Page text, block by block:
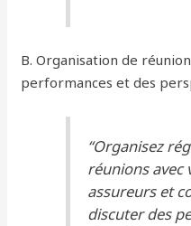
B. Organisation de
performances et des
“Organisez
réunions avec
assureurs et
discuter des